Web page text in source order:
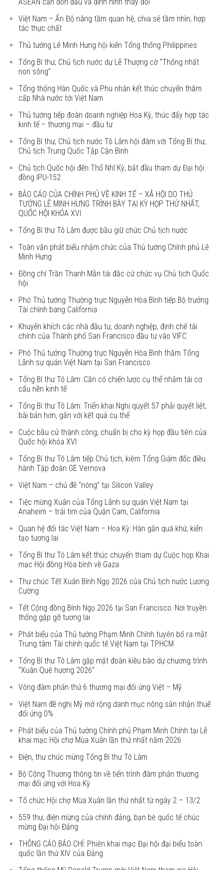
Việt Nam – Ấn Độ nâng tầm quan hệ, chia sẻ tầm nhìn, hợp
tác thực chất
Thủ tướng Lê Minh Hưng hội kiến Tổng thống Philippines
Tổng Bí thư, Chủ tịch nước dự Lễ Thượng cờ “Thống nhất
non sông”
Tổng thống Hàn Quốc và Phu nhân kết thúc chuyến thăm
cấp Nhà nước tới Việt Nam
Thủ tướng tiếp đoàn doanh nghiệp Hoa Kỳ, thúc đẩy hợp tác
kinh tế – thương mại – đầu tư
Tổng Bí thư, Chủ tịch nước Tô Lâm hội đàm với Tổng Bí thư,
Chủ tịch Trung Quốc Tập Cận Bình
Chủ tịch Quốc hội đến Thổ Nhĩ Kỳ, bắt đầu tham dự Đại hội
đồng IPU-152
BÁO CÁO CỦA CHÍNH PHỦ VỀ KINH TẾ – XÃ HỘI DO THỦ
TƯỚNG LÊ MINH HƯNG TRÌNH BÀY TẠI KỲ HỌP THỨ NHẤT,
QUỐC HỘI KHÓA XVI
Tổng Bí thư Tô Lâm được bầu giữ chức Chủ tịch nước
Toàn văn phát biểu nhậm chức của Thủ tướng Chính phủ Lê
Minh Hưng
Đồng chí Trần Thanh Mẫn tái đắc cử chức vụ Chủ tịch Quốc
hội
Phó Thủ tướng Thường trực Nguyễn Hòa Bình tiếp Bộ trưởng
Tài chính bang California
Khuyến khích các nhà đầu tư, doanh nghiệp, định chế tài
chính của Thành phố San Francisco đầu tư vào VIFC
Phó Thủ tướng Thường trực Nguyễn Hòa Bình thăm Tổng
Lãnh sự quán Việt Nam tại San Francisco
Tổng Bí thư Tô Lâm: Cần có chiến lược cụ thể nhằm tái cơ
cấu nền kinh tế
Tổng Bí thư Tô Lâm: Triển khai Nghị quyết 57 phải quyết liệt,
bài bản hơn, gắn với kết quả cụ thể
Cuộc bầu cử thành công, chuẩn bị cho kỳ họp đầu tiên của
Quốc hội khóa XVI
Tổng Bí thư Tô Lâm tiếp Chủ tịch, kiêm Tổng Giám đốc điều
hành Tập đoàn GE Vernova
Việt Nam – chủ đề “nóng” tại Silicon Valley
Tiệc mừng Xuân của Tổng Lãnh sự quán Việt Nam tại
Anaheim – trái tim của Quận Cam, California
Quan hệ đối tác Việt Nam – Hoa Kỳ: Hàn gắn quá khứ, kiến
tạo tương lai
Tổng Bí thư Tô Lâm kết thúc chuyến tham dự Cuộc họp Khai
mạc Hội đồng Hòa bình về Gaza
Thư chúc Tết Xuân Bính Ngọ 2026 của Chủ tịch nước Lương
Cường
Tết Cộng đồng Bính Ngọ 2026 tại San Francisco: Nơi truyền
thống gặp gỡ tương lai
Phát biểu của Thủ tướng Phạm Minh Chính tuyên bố ra mắt
Trung tâm Tài chính quốc tế Việt Nam tại TPHCM
Tổng Bí thư Tô Lâm gặp mặt đoàn kiều bào dự chương trình
“Xuân Quê hương 2026”
Vòng đàm phán thứ 6 thương mại đối ứng Việt – Mỹ
Việt Nam đề nghị Mỹ mở rộng danh mục nông sản nhận thuế
đối ứng 0%
Phát biểu của Thủ tướng Chính phủ Phạm Minh Chính tại Lễ
khai mạc Hội chợ Mùa Xuân lần thứ nhất năm 2026
Điện, thư chúc mừng Tổng Bí thư Tô Lâm
Bộ Công Thương thông tin về tiến trình đàm phán thương
mại đối ứng với Hoa Kỳ
Tổ chức Hội chợ Mùa Xuân lần thứ nhất từ ngày 2 – 13/2
559 thư, điện mừng của chính đảng, bạn bè quốc tế chúc
mừng Đại hội Đảng
THÔNG CÁO BÁO CHÍ: Phiên khai mạc Đại hội đại biểu toàn
quốc lần thứ XIV của Đảng